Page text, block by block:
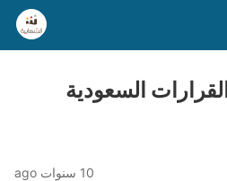
السعودية
10 سنوات ago